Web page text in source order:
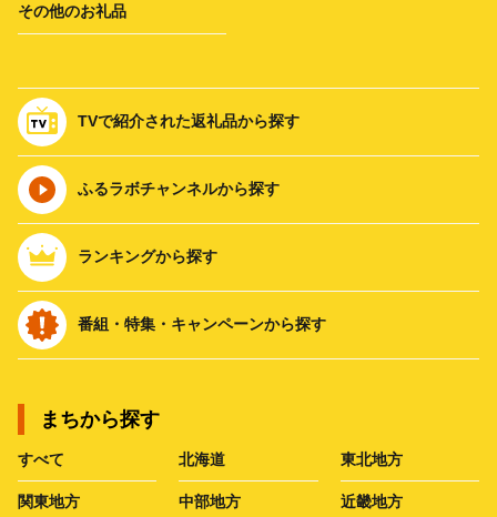
その他のお礼品
TVで紹介された返礼品から探す
ふるラボチャンネルから探す
ランキングから探す
番組・特集・キャンペーンから探す
まちから探す
すべて 北海道 東北地方
関東地方 中部地方 近畿地方